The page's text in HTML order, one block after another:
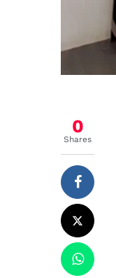
0
Shares